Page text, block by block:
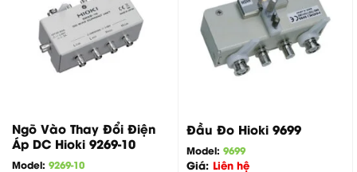
Ngõ Vào Thay Đổi Điện
Áp DC Hioki 9269-10
Model: 9269-10
Đầu Đo Hioki 9699
Model: 9699
Giá: Liên hệ